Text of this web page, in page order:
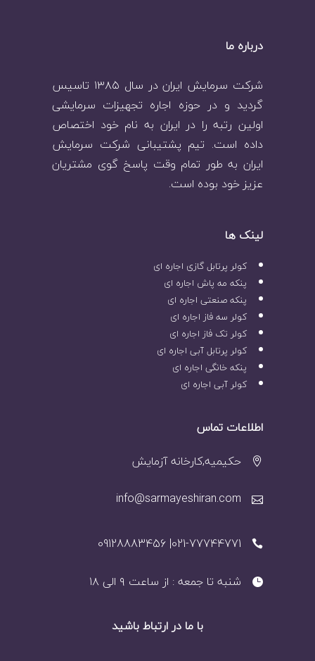
درباره ما
شرکت سرمایش ایران در سال ۱۳۸۵ تاسیس
گردید و در حوزه اجاره تجهیزات سرمایشی
اولین رتبه را در ایران به نام خود اختصاص
داده است. تیم پشتیبانی شرکت سرمایش
ایران به طور تمام وقت پاسخ گوی مشتریان
عزیز خود بوده است.
لینک ها
کولر پرتابل گازی اجاره ای
پنکه مه پاش اجاره ای
پنکه صنعتی اجاره ای
کولر سه فاز اجاره ای
کولر تک فاز اجاره ای
کولر پرتابل آبی اجاره ای
پنکه خانگی اجاره ای
کولر آبی اجاره ای
اطلاعات تماس
حکیمیه,کارخانه آزمایش
info@sarmayeshiran.com
021-77744771| 09128883456
شنبه تا جمعه : از ساعت ۹ الی ۱۸
با ما در ارتباط باشید